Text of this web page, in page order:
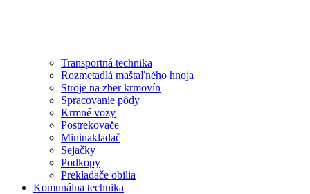
Transportná technika
Rozmetadlá maštaľného hnoja
Stroje na zber krmovín
Spracovanie pôdy
Krmné vozy
Postrekovače
Mininakladač
Sejačky
Podkopy
Prekladače obilia
Komunálna technika